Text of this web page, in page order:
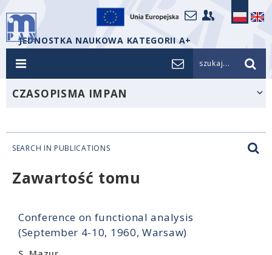
JEDNOSTKA NAUKOWA KATEGORII A+
szukaj...
CZASOPISMA IMPAN
SEARCH IN PUBLICATIONS
Zawartość tomu
Conference on functional analysis
(September 4-10, 1960, Warsaw)